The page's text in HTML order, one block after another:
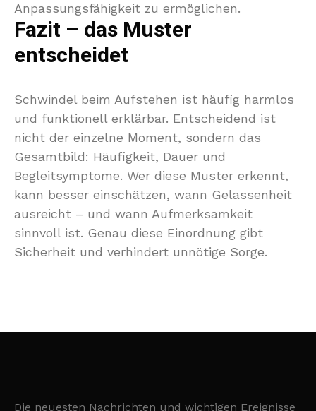
Anpassungsfähigkeit zu ermöglichen.
Fazit – das Muster
entscheidet
Schwindel beim Aufstehen ist häufig harmlos
und funktionell erklärbar. Entscheidend ist
nicht der einzelne Moment, sondern das
Gesamtbild: Häufigkeit, Dauer und
Begleitsymptome. Wer diese Muster erkennt,
kann besser einschätzen, wann Gelassenheit
ausreicht – und wann Aufmerksamkeit
sinnvoll ist. Genau diese Einordnung gibt
Sicherheit und verhindert unnötige Sorge.
Die neuesten Nachrichten und wichtigen Ereignisse